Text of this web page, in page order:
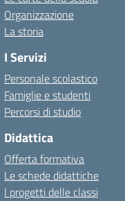
Organizzazione
La storia
I Servizi
Personale scolastico
Famiglie e studenti
Percorsi di studio
Didattica
Offerta formativa
Le schede didattiche
I progetti delle classi